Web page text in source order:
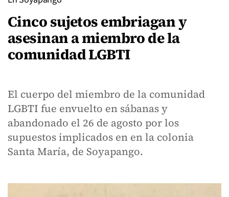
Cinco sujetos embriagan y
asesinan a miembro de la
comunidad LGBTI
El cuerpo del miembro de la comunidad
LGBTI fue envuelto en sábanas y
abandonado el 26 de agosto por los
supuestos implicados en en la colonia
Santa María, de Soyapango.